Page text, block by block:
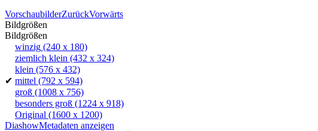
VorschaubilderZurückVorwärts
Bildgrößen
Bildgrößen
winzig (240 x 180)
ziemlich klein (432 x 324)
klein (576 x 432)
✔ mittel (792 x 594)
groß (1008 x 756)
besonders groß (1224 x 918)
Original (1600 x 1200)
DiashowMetadaten anzeigen